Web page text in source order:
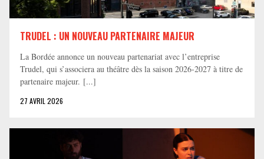
TRUDEL : UN NOUVEAU PARTENAIRE MAJEUR
La Bordée annonce un nouveau partenariat avec l’entreprise
Trudel, qui s’associera au théâtre dès la saison 2026-2027 à titre de
partenaire majeur. [...]
27 AVRIL 2026